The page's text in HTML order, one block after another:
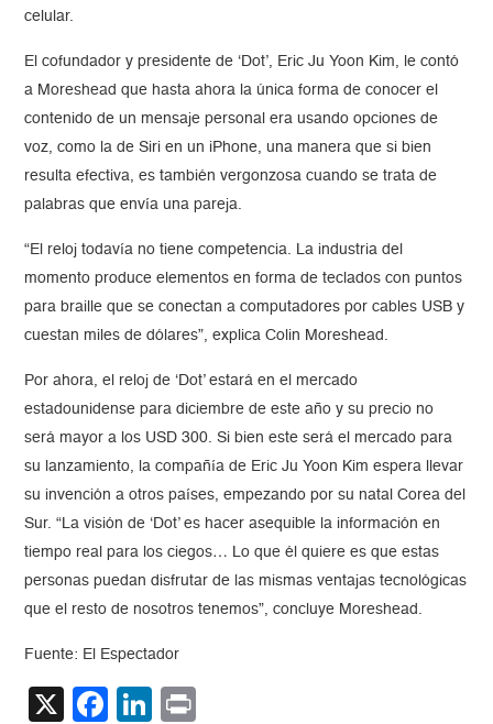
celular.
El cofundador y presidente de ‘Dot’, Eric Ju Yoon Kim, le contó
a Moreshead que hasta ahora la única forma de conocer el
contenido de un mensaje personal era usando opciones de
voz, como la de Siri en un iPhone, una manera que si bien
resulta efectiva, es también vergonzosa cuando se trata de
palabras que envía una pareja.
“El reloj todavía no tiene competencia. La industria del
momento produce elementos en forma de teclados con puntos
para braille que se conectan a computadores por cables USB y
cuestan miles de dólares”, explica Colin Moreshead.
Por ahora, el reloj de ‘Dot’ estará en el mercado
estadounidense para diciembre de este año y su precio no
será mayor a los USD 300. Si bien este será el mercado para
su lanzamiento, la compañía de Eric Ju Yoon Kim espera llevar
su invención a otros países, empezando por su natal Corea del
Sur. “La visión de ‘Dot’ es hacer asequible la información en
tiempo real para los ciegos… Lo que él quiere es que estas
personas puedan disfrutar de las mismas ventajas tecnológicas
que el resto de nosotros tenemos”, concluye Moreshead.
Fuente: El Espectador
X Facebook
LinkedIn